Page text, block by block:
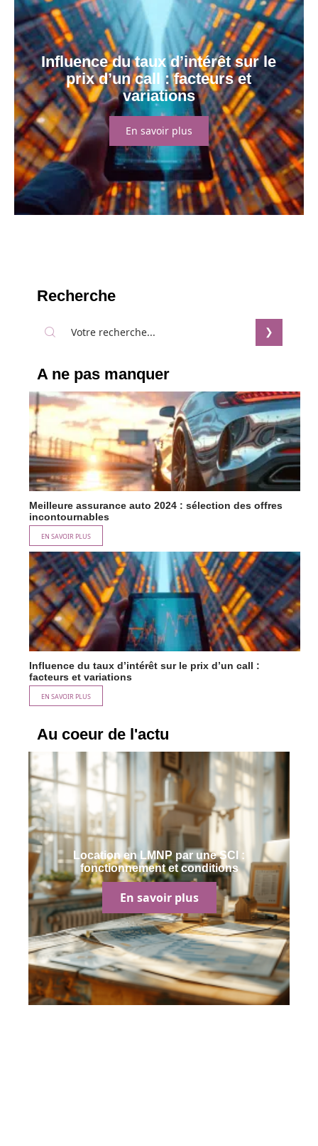
Influence du taux d’intérêt sur le
prix d’un call : facteurs et
variations
En savoir plus
Recherche
A ne pas manquer
Meilleure assurance auto 2024 : sélection des offres
incontournables
EN SAVOIR PLUS
Influence du taux d’intérêt sur le prix d’un call :
facteurs et variations
EN SAVOIR PLUS
Au coeur de l'actu
Location en LMNP par une SCI :
fonctionnement et conditions
En savoir plus